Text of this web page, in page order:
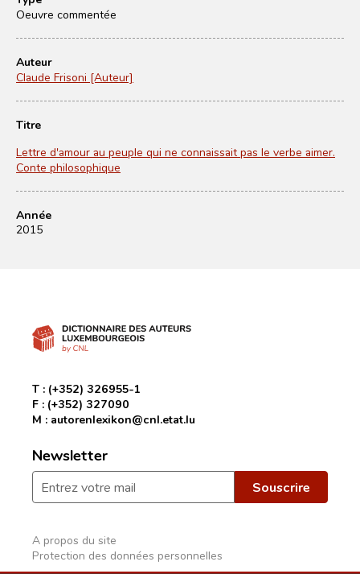
Oeuvre commentée
Auteur
Claude Frisoni [Auteur]
Titre
Lettre d'amour au peuple qui ne connaissait pas le verbe aimer.
Conte philosophique
Année
2015
T : (+352) 326955-1
F : (+352) 327090
M : autorenlexikon@cnl.etat.lu
Newsletter
A propos du site
Protection des données personnelles